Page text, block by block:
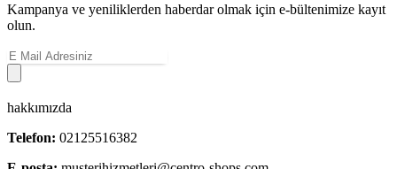
Kampanya ve yeniliklerden haberdar olmak için e-bültenimize kayıt
olun.
hakkımızda
Telefon: 02125516382